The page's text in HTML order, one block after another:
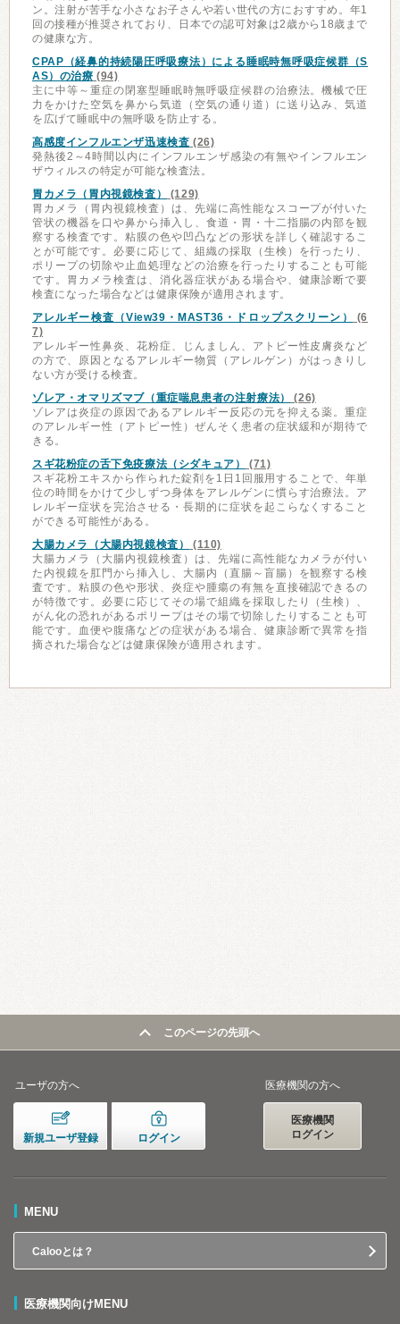
ン。注射が苦手な小さなお子さんや若い世代の方におすすめ。年1
回の接種が推奨されており、日本での認可対象は2歳から18歳まで
の健康な方。
CPAP（経鼻的持続陽圧呼吸療法）による睡眠時無呼吸症候群（S
AS）の治療 (94)
主に中等～重症の閉塞型睡眠時無呼吸症候群の治療法。機械で圧
力をかけた空気を鼻から気道（空気の通り道）に送り込み、気道
を広げて睡眠中の無呼吸を防止する。
高感度インフルエンザ迅速検査 (26)
発熱後2～4時間以内にインフルエンザ感染の有無やインフルエン
ザウィルスの特定が可能な検査法。
胃カメラ（胃内視鏡検査）
(129)
胃カメラ（胃内視鏡検査）は、先端に高性能なスコープが付いた
管状の機器を口や鼻から挿入し、食道・胃・十二指腸の内部を観
察する検査です。粘膜の色や凹凸などの形状を詳しく確認するこ
とが可能です。必要に応じて、組織の採取（生検）を行ったり、
ポリープの切除や止血処理などの治療を行ったりすることも可能
です。胃カメラ検査は、消化器症状がある場合や、健康診断で要
検査になった場合などは健康保険が適用されます。
アレルギー検査（View39・MAST36・ドロップスクリーン）
(6
7)
アレルギー性鼻炎、花粉症、じんましん、アトピー性皮膚炎など
の方で、原因となるアレルギー物質（アレルゲン）がはっきりし
ない方が受ける検査。
ゾレア・オマリズマブ（重症喘息患者の注射療法）
(26)
ゾレアは炎症の原因であるアレルギー反応の元を抑える薬。重症
のアレルギー性（アトピー性）ぜんそく患者の症状緩和が期待で
きる。
スギ花粉症の舌下免疫療法（シダキュア）
(71)
スギ花粉エキスから作られた錠剤を1日1回服用することで、年単
位の時間をかけて少しずつ身体をアレルゲンに慣らす治療法。ア
レルギー症状を完治させる・長期的に症状を起こらなくすること
ができる可能性がある。
大腸カメラ（大腸内視鏡検査）
(110)
大腸カメラ（大腸内視鏡検査）は、先端に高性能なカメラが付い
た内視鏡を肛門から挿入し、大腸内（直腸～盲腸）を観察する検
査です。粘膜の色や形状、炎症や腫瘍の有無を直接確認できるの
が特徴です。必要に応じてその場で組織を採取したり（生検）、
がん化の恐れがあるポリープはその場で切除したりすることも可
能です。血便や腹痛などの症状がある場合、健康診断で異常を指
摘された場合などは健康保険が適用されます。
このページの先頭へ
ユーザの方へ
新規ユーザ登録 ログイン
医療機関の方へ
医療機関
ログイン
MENU
Calooとは？
医療機関向けMENU